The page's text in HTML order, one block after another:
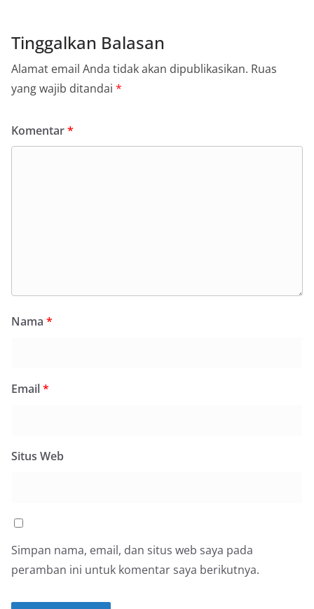
Tinggalkan Balasan
Alamat email Anda tidak akan dipublikasikan. Ruas
yang wajib ditandai *
Komentar*
Nama *
Email*
Situs Web
Simpan nama, email, dan situs web saya pada
peramban ini untuk komentar saya berikutnya.